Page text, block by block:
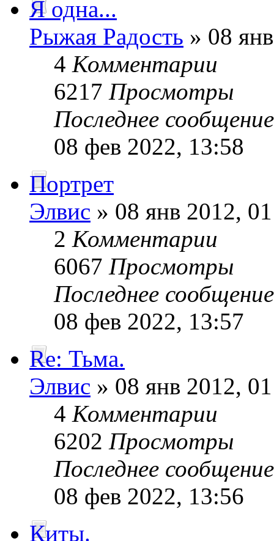
Я одна...
Рыжая Радость » 08
4 Комментарии
6217 Просмотры
Последнее
08 фев 2022, 13:58
Портрет
Элвис » 08 янв 2012,
2 Комментарии
6067 Просмотры
Последнее
08 фев 2022, 13:57
Re: Тьма.
Элвис » 08 янв 2012,
4 Комментарии
6202 Просмотры
Последнее
08 фев 2022, 13:56
Киты.